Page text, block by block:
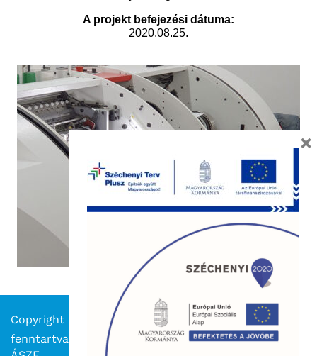
A projekt befejezési dátuma:
2020.08.25.
Copyright © 2023 Kapitális Nyomda. Minden jog
fenntartva.
×